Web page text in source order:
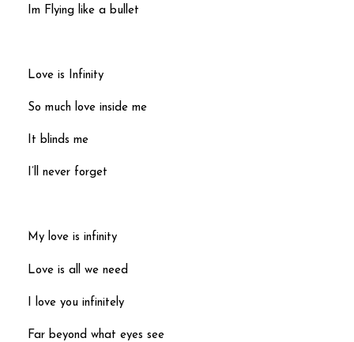
Im Flying like a bullet
Love is Infinity
So much love inside me
It blinds me
I’ll never forget
My love is infinity
Love is all we need
I love you infinitely
Far beyond what eyes see